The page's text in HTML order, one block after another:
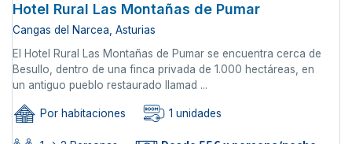
Hotel Rural Las Montañas de Pumar
Cangas del Narcea, Asturias
El Hotel Rural Las Montañas de Pumar se encuentra cerca de
Besullo, dentro de una finca privada de 1.000 hectáreas, en
un antiguo pueblo restaurado llamad ...
Por habitaciones 1 unidades